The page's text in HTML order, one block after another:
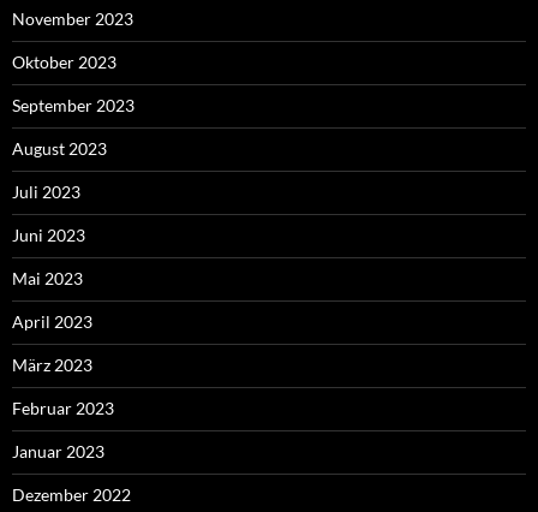
November 2023
Oktober 2023
September 2023
August 2023
Juli 2023
Juni 2023
Mai 2023
April 2023
März 2023
Februar 2023
Januar 2023
Dezember 2022